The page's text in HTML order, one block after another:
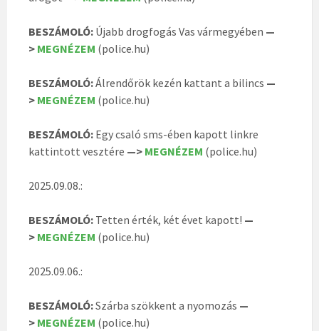
BESZÁMOLÓ: Újabb drogfogás Vas vármegyében —
> MEGNÉZEM (police.hu)
BESZÁMOLÓ:Álrendőrök kezén kattant a bilincs —
> MEGNÉZEM (police.hu)
BESZÁMOLÓ: Egy csaló sms-ében kapott linkre
kattintott vesztére —> MEGNÉZEM (police.hu)
2025.09.08.:
BESZÁMOLÓ: Tetten érték, két évet kapott! —
> MEGNÉZEM (police.hu)
2025.09.06.:
BESZÁMOLÓ:Szárba szökkent a nyomozás —
> MEGNÉZEM (police.hu)